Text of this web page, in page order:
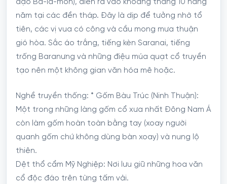
đạo Bà-la-môn), diễn ra vào khoảng tháng 10 hàng
năm tại các đền tháp. Đây là dịp để tưởng nhớ tổ
tiên, các vị vua có công và cầu mong mưa thuận
gió hòa. Sắc áo trắng, tiếng kèn Saranai, tiếng
trống Baranưng và những điệu múa quạt cổ truyền
tạo nên một không gian văn hóa mê hoặc.
Nghề truyền thống: * Gốm Bàu Trúc (Ninh Thuận):
Một trong những làng gốm cổ xưa nhất Đông Nam Á
còn làm gốm hoàn toàn bằng tay (xoay người
quanh gốm chứ không dùng bàn xoay) và nung lộ
thiên.
Dệt thổ cẩm Mỹ Nghiệp: Nơi lưu giữ những hoa văn
cổ độc đáo trên từng tấm vải.